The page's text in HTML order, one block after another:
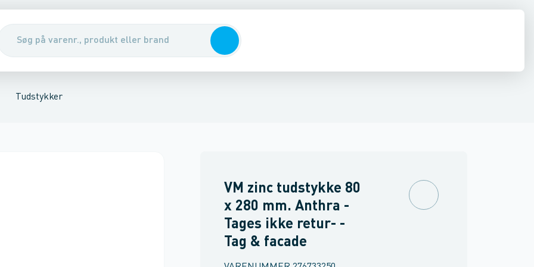
Tagværktøj
Aluminium tagrender
Tudstykker
72gr.Svanehals bøjninger
VM zinc tudstykke 80
x 280 mm. Anthra -
Tages ikke retur- -
Tag & facade